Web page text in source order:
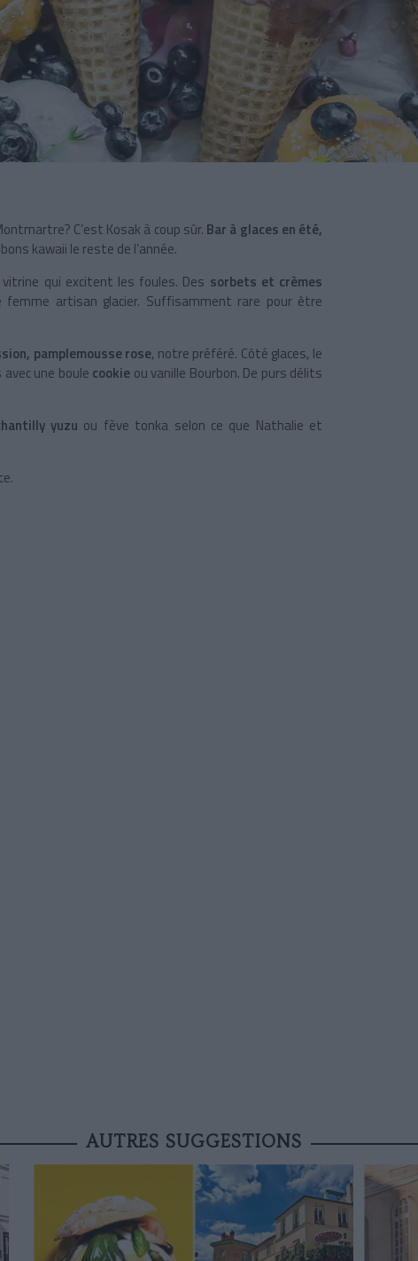
C’est Kosak à coup sûr. Bar à glaces en été,
kawaii le reste de l’année.
qui excitent les foules. Des sorbets et crèmes
femme artisan glacier. Suffisamment rare pour être
pamplemousse rose, notre préféré. Côté glaces, le
une boule cookie ou vanille Bourbon. De purs délits
yuzu ou fève tonka selon ce que Nathalie et
AUTRES SUGGESTIONS